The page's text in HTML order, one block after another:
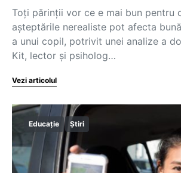
Toți părinții vor ce e mai bun pentru
așteptările nerealiste pot afecta
a unui copil, potrivit unei analize a
Kit, lector și psiholog…
Vezi articolul
Educație Știri